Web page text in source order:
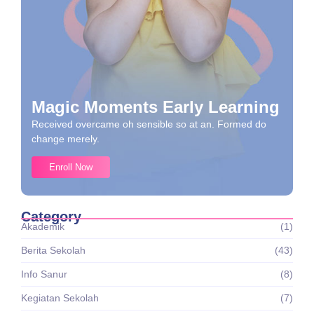
Magic Moments Early Learning
Received overcame oh sensible so at an. Formed do
change merely.
Enroll Now
Category
Akademik (1)
Berita Sekolah (43)
Info Sanur (8)
Kegiatan Sekolah (7)